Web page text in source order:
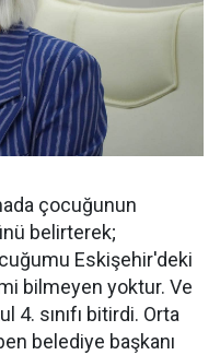
çocuğunun
belirterek;
Eskişehir'deki
bilmeyen yoktur. Ve
4. sınıfı bitirdi. Orta
belediye başkanı